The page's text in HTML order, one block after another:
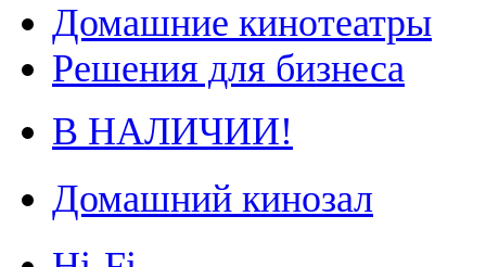
Домашние кинотеатры
Решения для бизнеса
В НАЛИЧИИ!
Домашний кинозал